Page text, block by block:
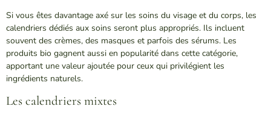
Si vous êtes davantage axé sur les soins du visage et du corps, les
calendriers dédiés aux soins seront plus appropriés. Ils incluent
souvent des crèmes, des masques et parfois des sérums. Les
produits bio gagnent aussi en popularité dans cette catégorie,
apportant une valeur ajoutée pour ceux qui privilégient les
ingrédients naturels.
Les calendriers mixtes